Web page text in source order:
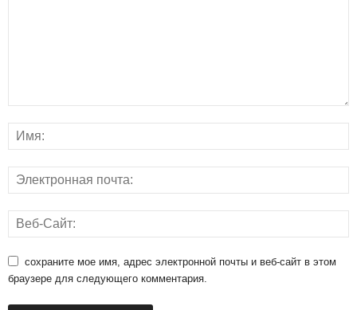
сохраните мое имя, адрес электронной почты и веб-сайт в этом
браузере для следующего комментария.